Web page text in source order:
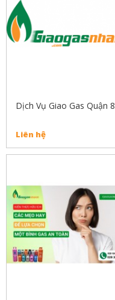
Dịch Vụ Giao Gas Quận 8
Liên hệ